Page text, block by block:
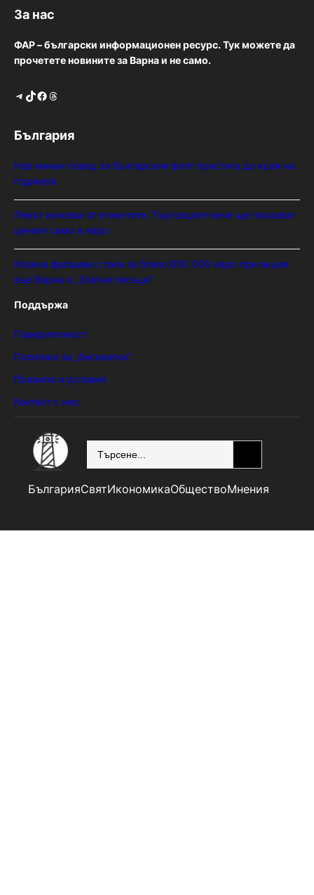
За нас
ФАР – български информационен ресурс. Тук можете да
прочетете новините за Варна и не само.
Telegram TikTok Facebook Threads
България
Нов минен ловец за българския флот пристига до края на
годината
Левът изчезва от етикетите: Търговците вече ще показват
цените само в евро
Иззеха фалшиви стоки за близо 650 000 евро при акция
във Варна и „Златни пясъци“
Поддържа
Поверителност
Политика за „бисквитки“
Правила и условия
Контакт с нас
БългарияСвятИкономикаОбществоМнения